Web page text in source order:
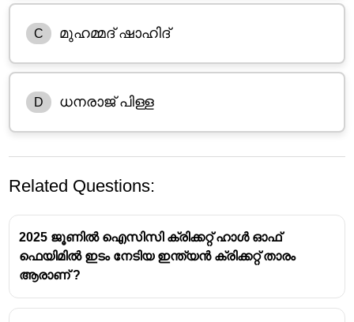
C മുഹമ്മദ് ഷാഹിദ്
D ധനരാജ് പിള്ള
Related Questions:
2025 ജൂണിൽ ഐസിസി ക്രിക്കറ്റ് ഹാൾ ഓഫ്
ഫെയിമിൽ ഇടം നേടിയ ഇന്ത്യൻ ക്രിക്കറ്റ് താരം
ആരാണ് ?